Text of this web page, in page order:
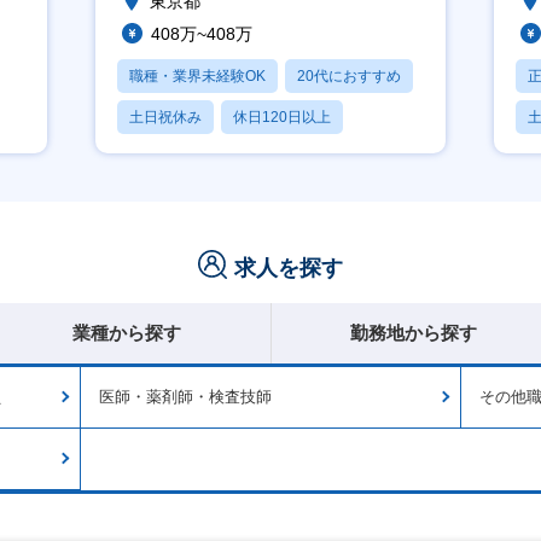
408万~408万
職種・業界未経験OK 20代におすすめ
土日祝休み 休日120日以上
産休・育休あり
求人を探す
業種から探す 勤務地から探す
医師・薬剤師・検査技師 その他